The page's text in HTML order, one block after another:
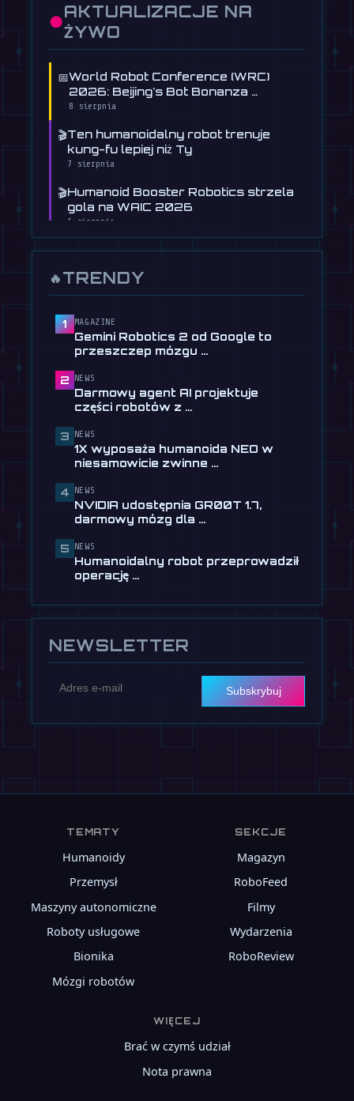
●
AKTUALIZACJE NA
ŻYWO
📅World Robot Conference (WRC)
2026: Beijing's Bot Bonanza …
8 sierpnia
🎬Ten humanoidalny robot trenuje
kung-fu lepiej niż Ty
7 sierpnia
🎬Humanoid Booster Robotics strzela
gola na WAIC 2026
5 sierpnia
📰Humanoidalny robot Figure uczy się
30 lipca
robotów z opisów …
28 lipca
sprzątanie humanoidalne za 30
USD w …
28 lipca
📰1X wyposaża humanoida NEO w
niesamowicie zwinne dłonie
24 lipca
🎬EngineAI T800: Robot jak
Terminator trafia do sprzedaży
24 lipca
📰NVIDIA udostępnia GR00T 1.7,
darmowy mózg dla humanoidów
13 lipca
🔥 TRENDY
1 MAGAZINE
Gemini Robotics 2 od Google to
przeszczep mózgu …
2 NEWS
Darmowy agent AI projektuje
części robotów z …
3 NEWS
1X wyposaża humanoida NEO w
niesamowicie zwinne …
4 NEWS
NVIDIA udostępnia GR00T 1.7,
darmowy mózg dla …
5 NEWS
Humanoidalny robot przeprowadził
operację …
NEWSLETTER
Subskrybuj
TEMATY
Humanoidy
Przemysł
Maszyny autonomiczne
Roboty usługowe
Bionika
Mózgi robotów
SEKCJE
Magazyn
RoboFeed
Filmy
Wydarzenia
RoboReview
WIĘCEJ
Brać w czymś udział
Nota prawna